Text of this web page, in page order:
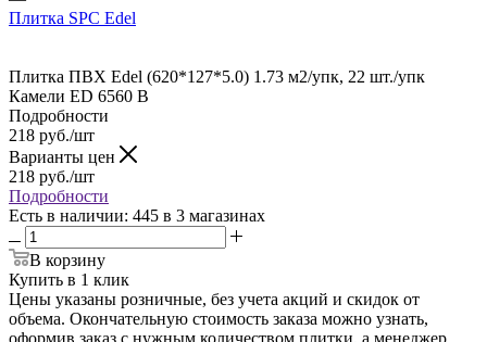
Плитка SPC Edel
Плитка ПВХ Edel (620*127*5.0) 1.73 м2/упк, 22 шт./упк
Камели ED 6560 В
Подробности
218 руб./шт
Варианты цен
218 руб./шт
Подробности
Есть в наличии: 445 в 3 магазинах
В корзину
Купить в 1 клик
Цены указаны розничные, без учета акций и скидок от
объема. Окончательную стоимость заказа можно узнать,
оформив заказ с нужным количеством плитки, а менеджер